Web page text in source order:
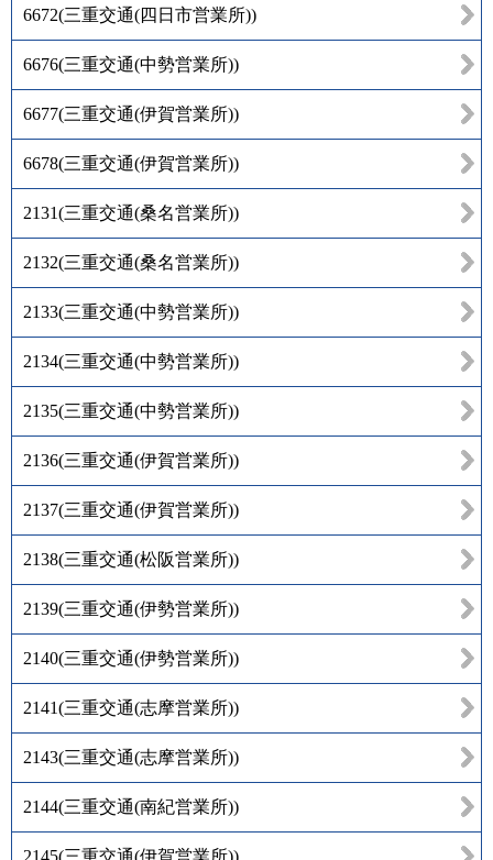
6672(三重交通(四日市営業所))
6676(三重交通(中勢営業所))
6677(三重交通(伊賀営業所))
6678(三重交通(伊賀営業所))
2131(三重交通(桑名営業所))
2132(三重交通(桑名営業所))
2133(三重交通(中勢営業所))
2134(三重交通(中勢営業所))
2135(三重交通(中勢営業所))
2136(三重交通(伊賀営業所))
2137(三重交通(伊賀営業所))
2138(三重交通(松阪営業所))
2139(三重交通(伊勢営業所))
2140(三重交通(伊勢営業所))
2141(三重交通(志摩営業所))
2143(三重交通(志摩営業所))
2144(三重交通(南紀営業所))
2145(三重交通(伊賀営業所))